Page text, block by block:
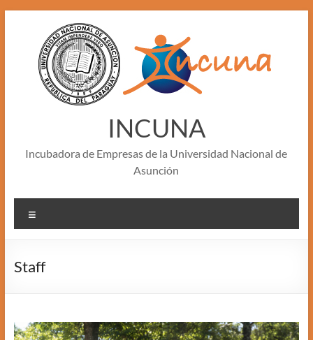
content
INCUNA
Incubadora de Empresas de la Universidad Nacional de
Asunción
Staff